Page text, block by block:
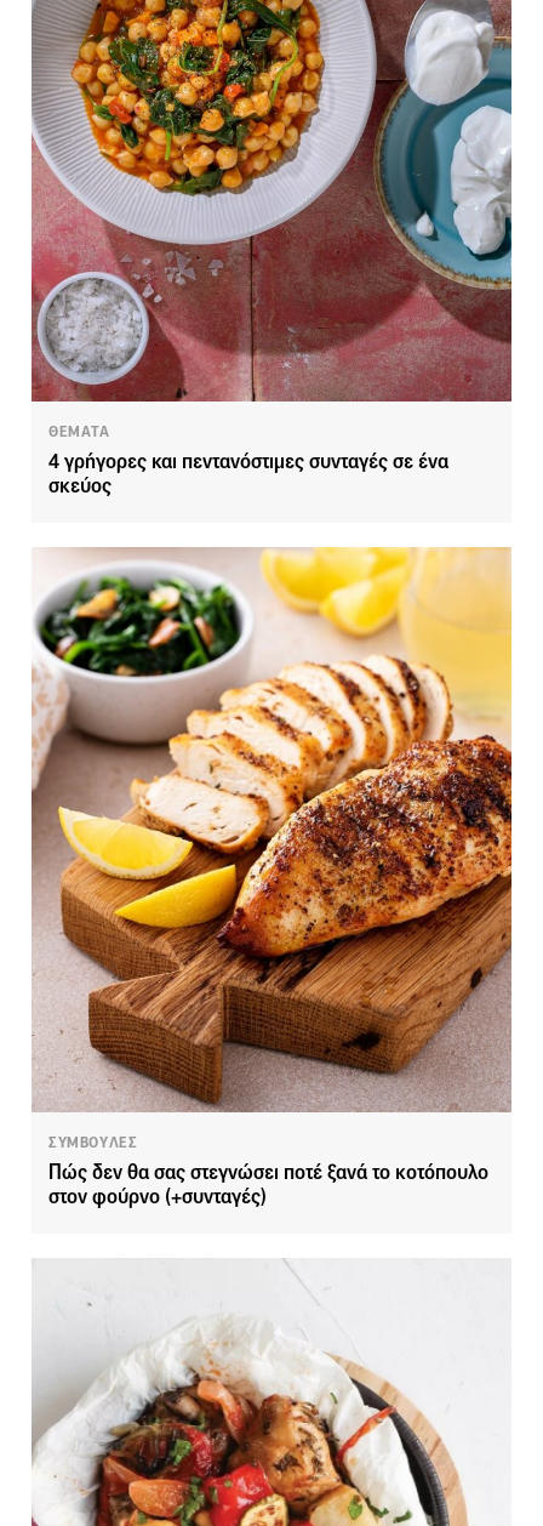
ΘΕΜΑΤΑ
4 γρήγορες και πεντανόστιμες συνταγές σε ένα
σκεύος
ΣΥΜΒΟΥΛΕΣ
Πώς δεν θα σας στεγνώσει ποτέ ξανά το κοτόπουλο
στον φούρνο (+συνταγές)